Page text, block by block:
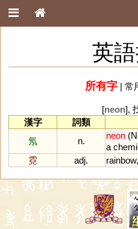
英
所有字| 常
[neon],
漢字
詞類
氖
n.
neon (
a
霓
adj. rainbow,